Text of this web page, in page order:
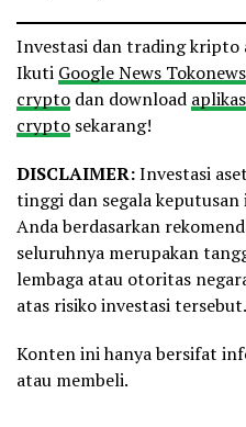
Investasi dan trading kripto
Ikuti Google News Tokonews
crypto dan download
crypto sekarang!
DISCLAIMER:Investasi
tinggi dan segala
Anda berdasarkan
seluruhnya merupakan
lembaga atau otoritas
atas risiko investasi tersebut.
Konten ini hanya bersifat
atau membeli.